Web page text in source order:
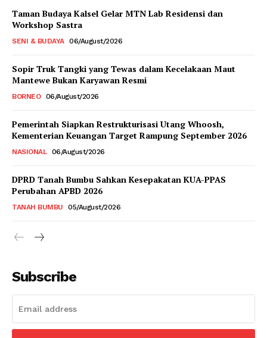
Taman Budaya Kalsel Gelar MTN Lab Residensi dan
Workshop Sastra
SENI & BUDAYA 06/August/2026
Sopir Truk Tangki yang Tewas dalam Kecelakaan Maut
Mantewe Bukan Karyawan Resmi
BORNEO 06/August/2026
Pemerintah Siapkan Restrukturisasi Utang Whoosh,
Kementerian Keuangan Target Rampung September 2026
NASIONAL 06/August/2026
DPRD Tanah Bumbu Sahkan Kesepakatan KUA-PPAS
Perubahan APBD 2026
TANAH BUMBU 05/August/2026
Subscribe